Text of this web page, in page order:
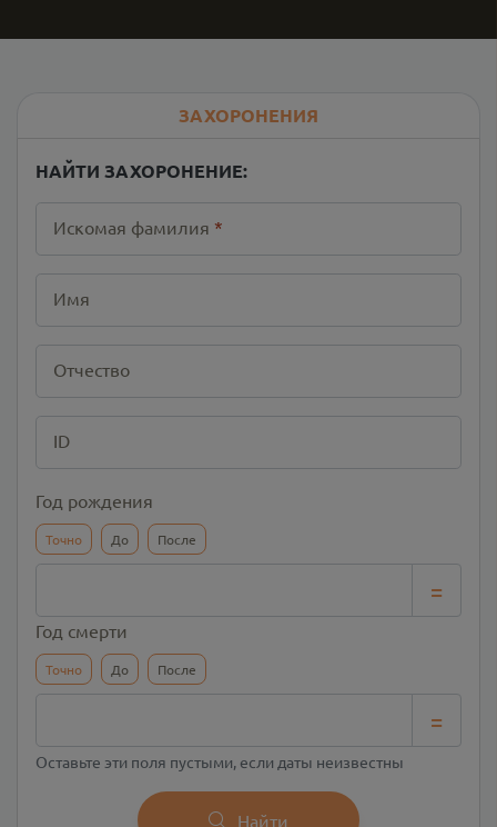
ЗАХОРОНЕНИЯ
НАЙТИ ЗАХОРОНЕНИЕ:
Искомая фамилия *
Имя
Отчество
ID
Год рождения
Точно До После
=
Год смерти
Точно До После
=
Оставьте эти поля пустыми, если даты неизвестны
Найти